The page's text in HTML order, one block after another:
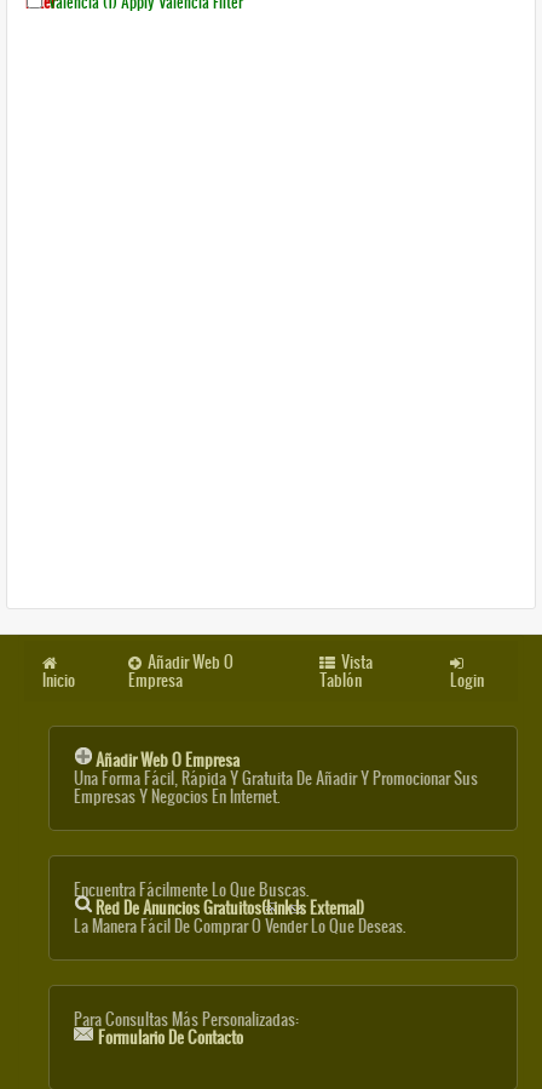
Inicio
Añadir Web O
Empresa
Vista
Tablón Login
Añadir Web O Empresa
Una Forma Fácil, Rápida Y Gratuita De Añadir Y Promocionar Sus
Empresas Y Negocios En Internet.
Encuentra Fácilmente Lo Que Buscas.
Red De Anuncios Gratuitos(link Is External)
La Manera Fácil De Comprar O Vender Lo Que Deseas.
Para Consultas Más Personalizadas:
Formulario De Contacto